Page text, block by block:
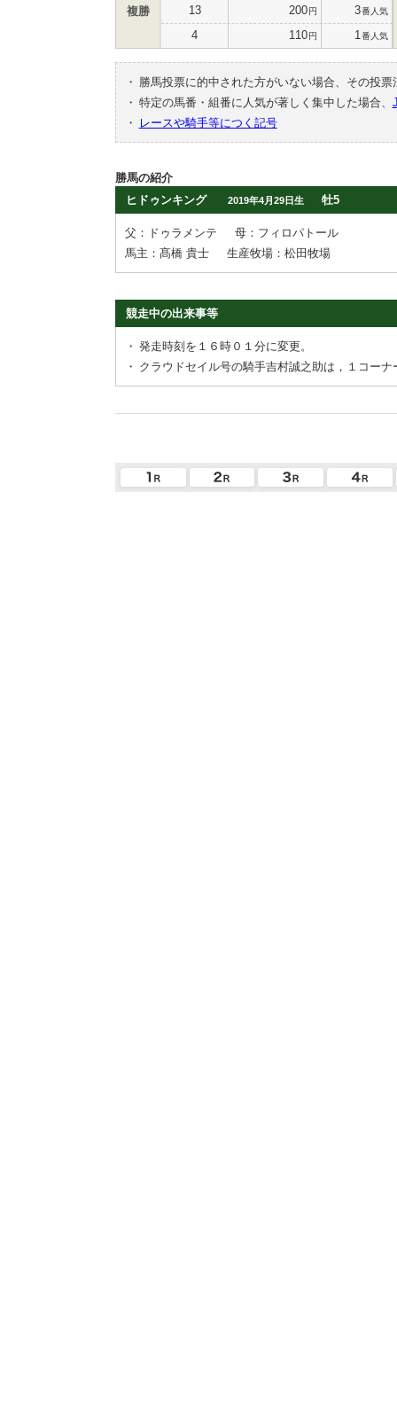
複勝 13 200円 3番人気
4 110円 1 番人気
・
勝馬投票に的中された方がいない場合、その投
・ 特定の馬番・組番に人気が著しく集中した場合、
・
レースや騎手等につく記号
勝馬の紹介
ヒドゥンキング
2019年4月29日生 牡5
父：ドゥラメンテ
母：フィロパトール
馬主：髙橋 貴士
生産牧場：松田牧場
競走中の出来事等
・ 発走時刻を１６時０１分に変更。
・ クラウドセイル号の騎手吉村誠之助は，１コー